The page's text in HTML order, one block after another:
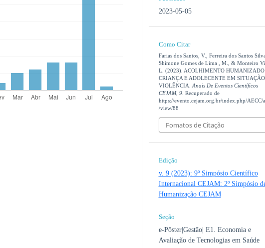
2023-05-05
Como Citar
Farias dos Santos, V., Ferreira dos Santos
Shimone Gomes de Lima , M., & Monteiro
L. (2023). ACOLHIMENTO HUMANIZADO
CRIANÇA E ADOLECENTE EM
VIOLÊNCIA.Anais De Eventos Científicos
CEJAM, 9. Recuperado de
https://evento.cejam.org.br/index.php/AECC/
/view/88
Fomatos de Citação
Edição
v. 9 (2023): 9º Simpósio Científico
Internacional CEJAM: 2º Simpósio
Humanização CEJAM
Seção
e-Pôster|Gestão| E1. Economia e
Avaliação de Tecnologias em Saúde